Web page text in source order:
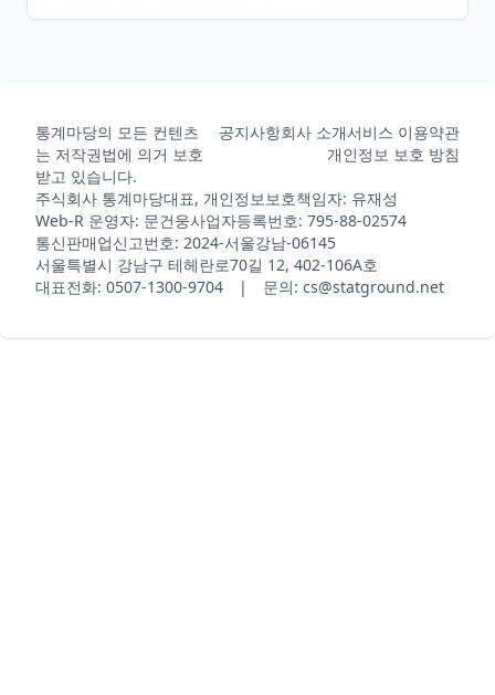
통계마당의 모든 컨텐츠
는 저작권법에 의거 보호
받고 있습니다.
공지사항회사 소개서비스 이용약관
개인정보 보호 방침
주식회사 통계마당대표, 개인정보보호책임자: 유재성
Web-R 운영자: 문건웅사업자등록번호: 795-88-02574
통신판매업신고번호: 2024-서울강남-06145
서울특별시 강남구 테헤란로70길 12, 402-106A호
대표전화: 0507-1300-9704 | 문의: cs@statground.net